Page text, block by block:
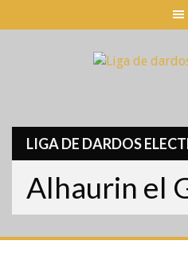
to
LIGA DE DARDOS
Alhaurin el